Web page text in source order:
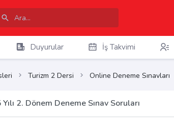
Duyurular İş Takvimi
Turizm 2 Dersi Online Deneme Sınavları
2. Dönem Deneme Sınav Soruları